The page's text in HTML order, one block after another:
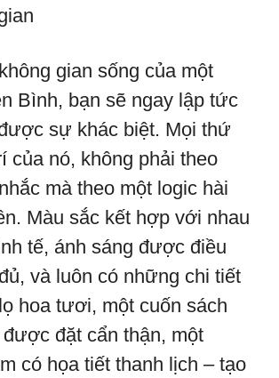
gian sống của một
Bình, bạn sẽ ngay lập tức
sự khác biệt. Mọi thứ
của nó, không phải theo
mà theo một logic hài
Màu sắc kết hợp với nhau
tế, ánh sáng được điều
và luôn có những chi tiết
hoa tươi, một cuốn sách
đặt cẩn thận, một
có họa tiết thanh lịch – tạo